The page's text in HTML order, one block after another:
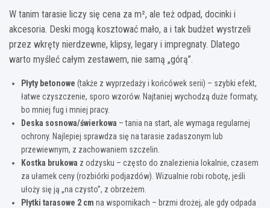
W tanim tarasie liczy się cena za m², ale też odpad, docinki i
akcesoria. Deski mogą kosztować mało, a i tak budżet wystrzeli
przez wkręty nierdzewne, klipsy, legary i impregnaty. Dlatego
warto myśleć całym zestawem, nie samą „górą”.
Płyty betonowe (także z wyprzedaży i końcówek serii) – szybki efekt,
łatwe czyszczenie, sporo wzorów. Najtaniej wychodzą duże formaty,
bo mniej fug i mniej pracy.
Deska sosnowa/świerkowa – tania na start, ale wymaga regularnej
ochrony. Najlepiej sprawdza się na tarasie zadaszonym lub
przewiewnym, z zachowaniem szczelin.
Kostka brukowa z odzysku – często do znalezienia lokalnie, czasem
za ułamek ceny (rozbiórki podjazdów). Wizualnie robi robotę, jeśli
ułoży się ją „na czysto”, z obrzeżem.
Płytki tarasowe 2 cm na wspornikach – brzmi drożej, ale gdy odpada